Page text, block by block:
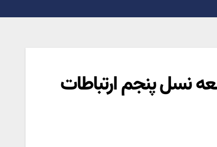
نسل پنجم ارتباطات